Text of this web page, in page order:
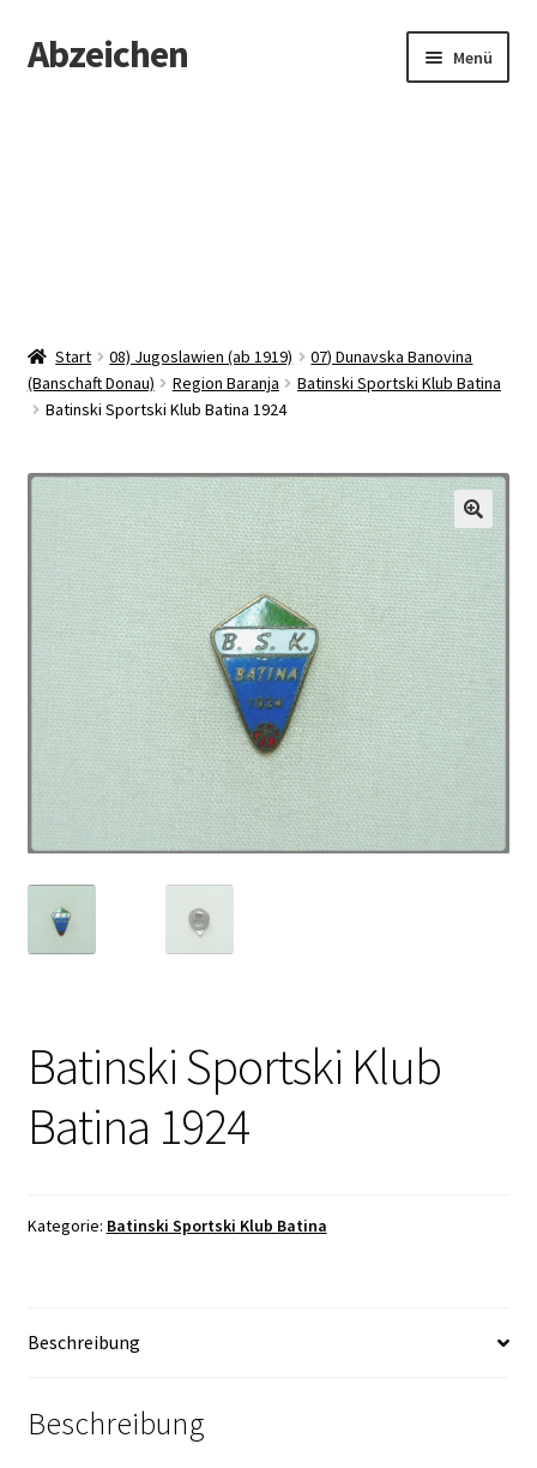
Zur
Navigation
Zum
Inhalt
Abzeichen Menü
Start 08) Jugoslawien (ab 1919)
07) Dunavska Banovina
(Banschaft Donau)
Region Baranja
Batinski Sportski Klub Batina
Batinski Sportski Klub Batina 1924
Batinski Sportski Klub
Batina 1924
Kategorie: Batinski Sportski Klub Batina
Beschreibung
Beschreibung